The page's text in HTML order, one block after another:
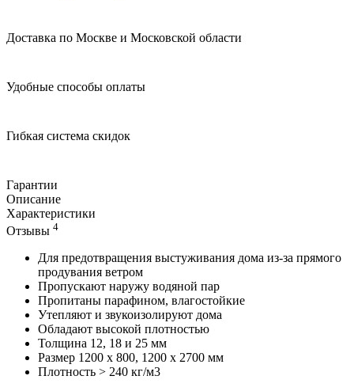
Доставка по Москве и Московской области
Удобные способы оплаты
Гибкая система скидок
Гарантии
Описание
Характеристики
Отзывы 4
Для предотвращения выстуживания дома из-за прямого
продувания ветром
Пропускают наружу водяной пар
Пропитаны парафином, влагостойкие
Утепляют и звукоизолируют дома
Обладают высокой плотностью
Толщина 12, 18 и 25 мм
Размер 1200 х 800, 1200 х 2700 мм
Плотность > 240 кг/м3